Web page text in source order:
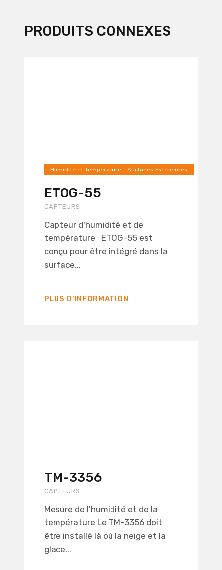
PRODUITS CONNEXES
Humidité et Température - Surfaces Extérieures
ETOG-55
CAPTEURS
Capteur d'humidité et de
température ETOG-55 est
conçu pour être intégré dans la
surface...
PLUS D'INFORMATION
TM-3356
CAPTEURS
Mesure de l'humidité et de la
température Le TM-3356 doit
être installé là où la neige et la
glace...